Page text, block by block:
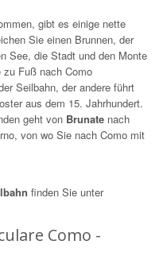
gibt es einige nette
Sie einen Brunnen, der
See, die Stadt und den Monte
zu Fuß nach Como
Seilbahn, der andere führt
aus dem 15. Jahrhundert.
geht von Brunate nach
von wo Sie nach Como mit
finden Sie unter
Como -